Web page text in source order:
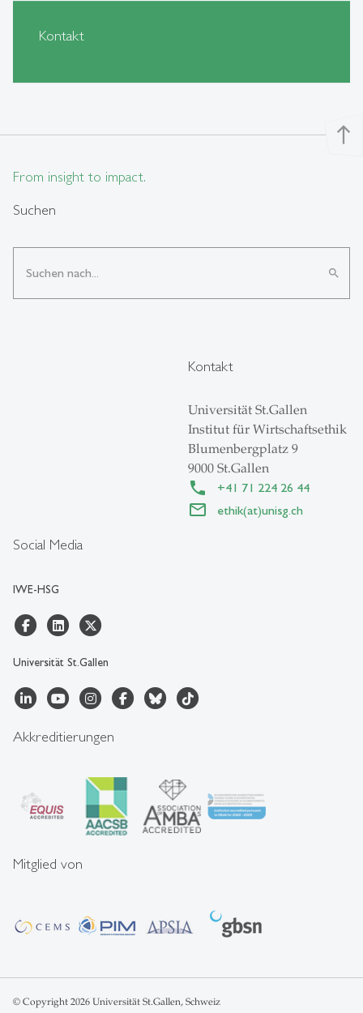
Kontakt
north
From insight to impact.
Suchen
search
Social Media
IWE-HSG
Universität St.Gallen
Kontakt
Universität St.Gallen
Institut für Wirtschaftsethik
Blumenbergplatz 9
9000 St.Gallen
+41 71 224 26 44
ethik(at)unisg.ch
Akkreditierungen
Mitglied von
© Copyright 2026 Universität St.Gallen, Schweiz